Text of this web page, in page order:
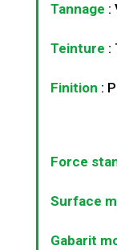
Tannage :
Teinture :
Finition :
Force
Surface
Gabarit